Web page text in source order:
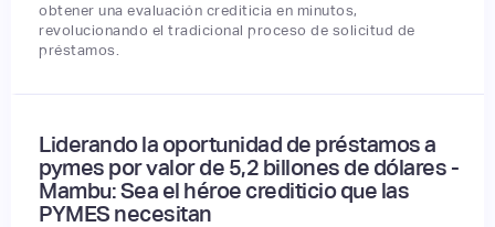
obtener una evaluación crediticia en minutos,
revolucionando el tradicional proceso de solicitud de
préstamos.
Liderando la oportunidad de préstamos a
pymes por valor de 5,2 billones de dólares -
Mambu: Sea el héroe crediticio que las
PYMES necesitan